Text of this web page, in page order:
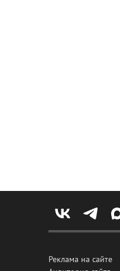
Реклама на сайте